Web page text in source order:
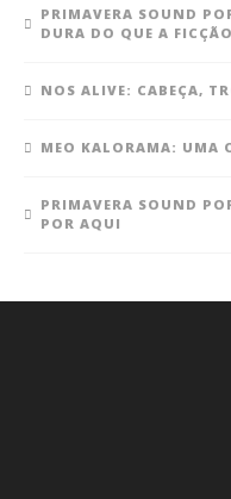
PRIMAVERA SOUND
DURA DO QUE A
NOS ALIVE: CABEÇA,
MEO KALORAMA: UMA
PRIMAVERA SOUND
POR AQUI